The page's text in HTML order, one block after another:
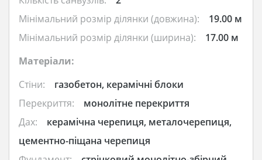
Мінімальний розмір ділянки (довжина):
19.00 м
Мінімальний розмір ділянки (ширина):
17.00 м
Матеріали:
Стіни:
газобетон, керамічні блоки
Перекриття:
монолітне перекриття
Дах:
керамічна черепиця, металочерепиця,
цементно-піщана черепиця